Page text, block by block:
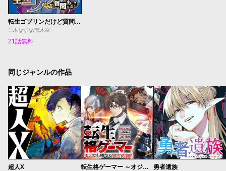
転生ゴブリンだけど質問ある？
三木なずな/荒木宰
21話無料
同じジャンルの作品
超人X 転生格ゲーマー ～オジでも勝てる異世界攻略～ 勇者遺族